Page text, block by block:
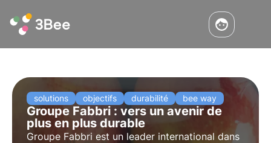
solutions objectifs durabilité bee way
Groupe Fabbri : vers un avenir de
plus en plus durable
Groupe Fabbri est un leader international dans